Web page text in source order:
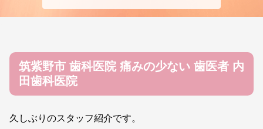
筑紫野市 歯科医院 痛みの少ない 歯医者 内
田歯科医院
久しぶりのスタッフ紹介です。